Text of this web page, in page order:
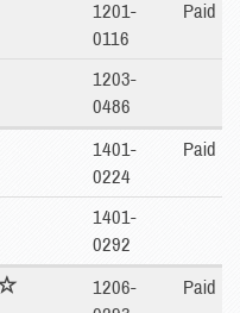
1201-
0116
Paid
1203-
0486
1401-
0224
Paid
1401-
0292
1206-
Paid